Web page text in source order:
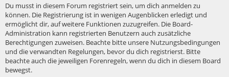
Du musst in diesem Forum registriert sein, um dich anmelden zu
können. Die Registrierung ist in wenigen Augenblicken erledigt und
ermöglicht dir, auf weitere Funktionen zuzugreifen. Die Board-
Administration kann registrierten Benutzern auch zusätzliche
Berechtigungen zuweisen. Beachte bitte unsere Nutzungsbedingungen
und die verwandten Regelungen, bevor du dich registrierst. Bitte
beachte auch die jeweiligen Forenregeln, wenn du dich in diesem Board
bewegst.